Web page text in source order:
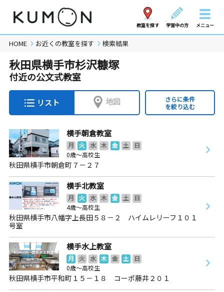
教室を探す 学習中の方 メニュー
HOME お近くの教室を探す 検索結果
秋田県横手市杉沢糠塚
付近の公文式教室
リスト 地図
さらに条件
を絞り込む
横手朝倉教室
月 火 水 木 金 土
日
0歳～高校生
秋田県横手市朝倉町７－２７
横手北教室
月 火 水 木 金 土
日
4歳～高校生
秋田県横手市八幡字上長田５８－２ ハイムレリーフ１０１
号室
横手水上教室
月 火 水 木 金 土
日
0歳～高校生
秋田県横手市平和町１５－１８ コーポ藤井２０１